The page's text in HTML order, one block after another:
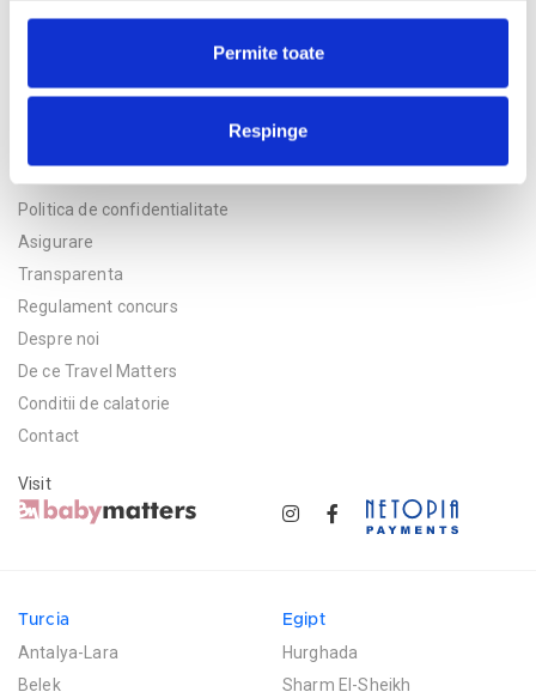
Permite toate
Respinge
Politica de confidentialitate
Asigurare
Transparenta
Regulament concurs
Despre noi
De ce Travel Matters
Conditii de calatorie
Contact
Visit
Turcia
Antalya-Lara
Belek
Egipt
Hurghada
Sharm El-Sheikh